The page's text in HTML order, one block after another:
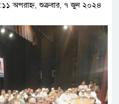
অপরাহ্ন, শুক্রবার, ৭ জুন ২০২৪